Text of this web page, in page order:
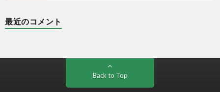
最近のコメント
Back to Top